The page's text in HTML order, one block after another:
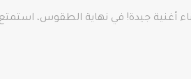
أغنية جيدة! في نهاية الطقوس،